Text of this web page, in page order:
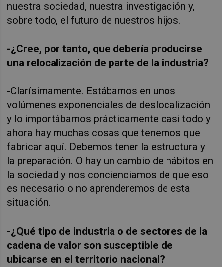
nuestra sociedad, nuestra investigación y,
sobre todo, el futuro de nuestros hijos.
-¿Cree, por tanto, que debería producirse
una relocalización de parte de la industria?
-Clarísimamente. Estábamos en unos
volúmenes exponenciales de deslocalización
y lo importábamos prácticamente casi todo y
ahora hay muchas cosas que tenemos que
fabricar aquí. Debemos tener la estructura y
la preparación. O hay un cambio de hábitos en
la sociedad y nos concienciamos de que eso
es necesario o no aprenderemos de esta
situación.
-¿Qué tipo de industria o de sectores de la
cadena de valor son susceptible de
ubicarse en el territorio nacional?